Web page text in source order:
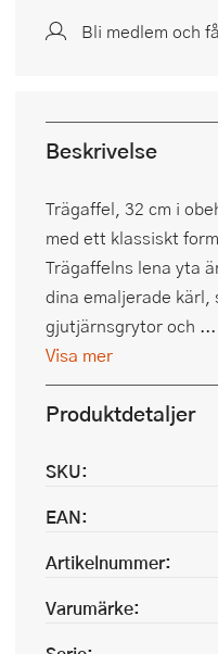
Bli medlem och
Beskrivelse
Trägaffel, 32 cm i
med ett klassiskt
Trägaffelns lena yta
dina emaljerade
gjutjärnsgrytor och ...
Visa mer
Produktdetaljer
SKU:
EAN:
Artikelnummer:
Varumärke: